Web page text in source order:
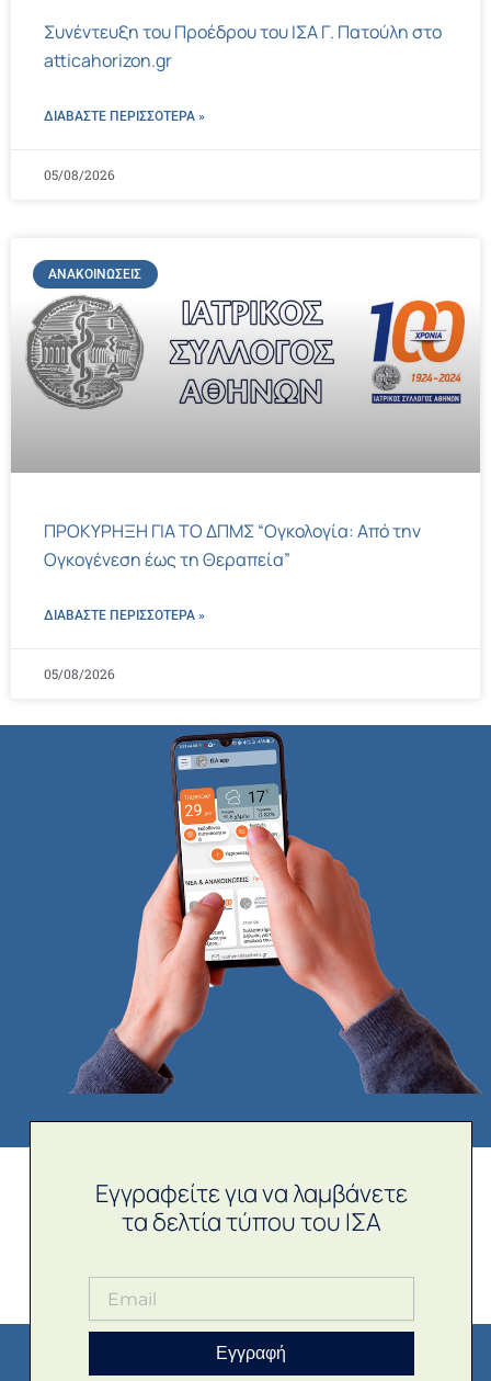
Συνέντευξη του Προέδρου του ΙΣΑ Γ. Πατούλη στο
atticahorizon.gr
ΔΙΑΒΑΣΤΕ ΠΕΡΙΣΣΌΤΕΡΑ »
05/08/2026
ΑΝΑΚΟΙΝΏΣΕΙΣ
ΠΡΟΚΥΡΗΞΗ ΓΙΑ ΤΟ ΔΠΜΣ “Ογκολογία: Από την
Ογκογένεση έως τη Θεραπεία”
ΔΙΑΒΑΣΤΕ ΠΕΡΙΣΣΌΤΕΡΑ »
05/08/2026
Εγγραφείτε για να λαμβάνετε
τα δελτία τύπου του ΙΣΑ
Εγγραφή